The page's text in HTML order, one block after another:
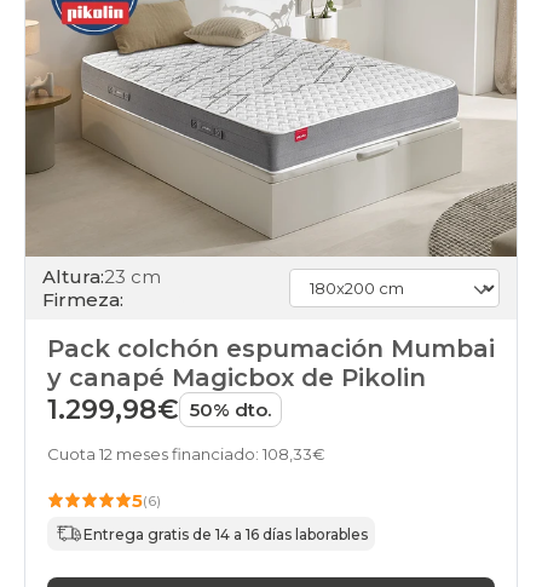
Altura:23 cm
Firmeza:
Pack colchón espumación Mumbai
y canapé Magicbox de Pikolin
1.299,98€ 50% dto.
Cuota 12 meses financiado: 108,33€
5(6)
Entrega gratis de 14 a 16 días laborables